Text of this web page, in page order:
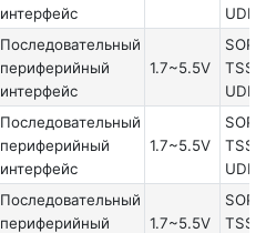
интерфейс
Последовательный
периферийный
интерфейс
1.7~5.5V
SOP8
Последовательный
периферийный
интерфейс
1.7~5.5V
SOP8
Последовательный
периферийный
1.7~5.5V
SOP8